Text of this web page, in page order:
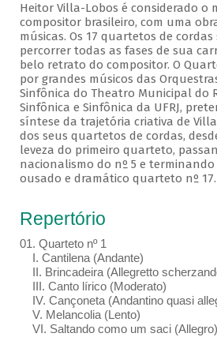
Heitor Villa-Lobos é considerado o
compositor brasileiro, com uma
músicas. Os 17 quartetos de
percorrer todas as fases de sua
belo retrato do compositor. O
por grandes músicos das
Sinfônica do Theatro Municipal do
Sinfônica e Sinfônica da UFRJ,
síntese da trajetória criativa de
dos seus quartetos de cordas,
leveza do primeiro quarteto,
nacionalismo do nº 5 e
ousado e dramático quarteto nº 17.
Repertório
01. Quarteto nº
I. Cantilena (Andante)
II. Brincadeira (Allegretto
III. Canto lírico (Moderato)
IV. Cançoneta (Andantino quasi
V. Melancolia (Lento)
VI. Saltando como um saci (Allegro)